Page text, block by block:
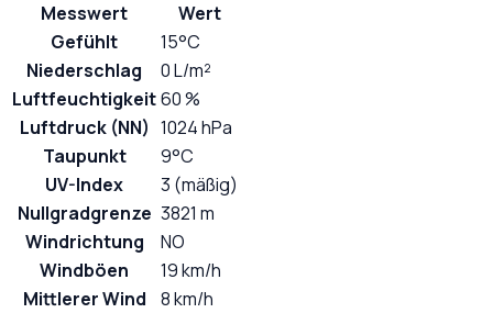
Messwert
Wert
Gefühlt
15°C
Niederschlag
0 L/m²
Luftfeuchtigkeit60 %
Luftdruck (NN) 1024 hPa
Taupunkt
9°C
UV-Index
3 (mäßig)
Nullgradgrenze 3821 m
Windrichtung
NO
Windböen
19 km/h
Mittlerer Wind
8 km/h